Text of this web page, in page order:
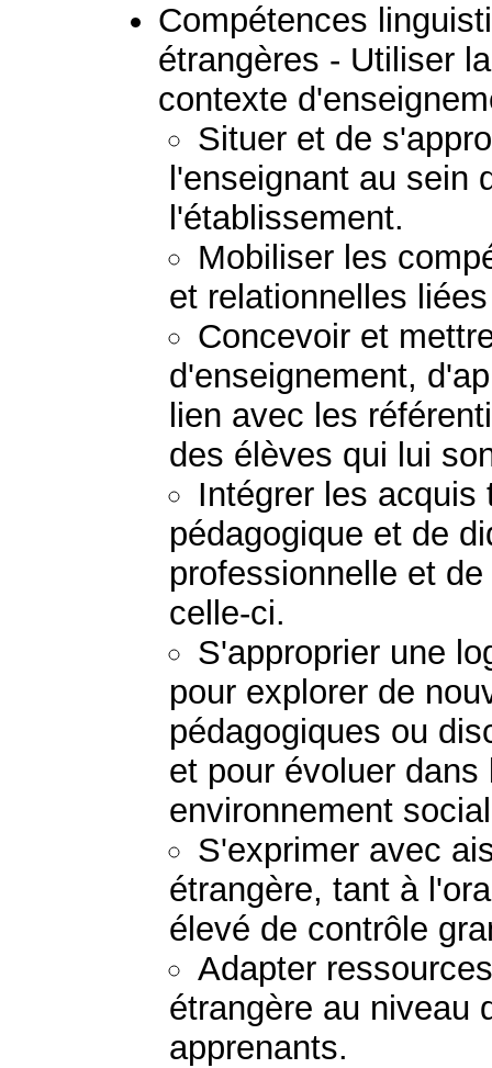
Compétences
étrangères - Utiliser
contexte
Situer et de
l'enseignant au sein
l'établissement.
Mobiliser les
et relationnelles
Concevoir et
d'enseignement,
lien avec les
des élèves qui lui
Intégrer les acquis
pédagogique et de
professionnelle et
celle-ci.
S'approprier une
pour explorer de
pédagogiques ou
et pour évoluer
environnement
S'exprimer avec
étrangère, tant à
élevé de contrôle
Adapter
étrangère au niveau
apprenants.